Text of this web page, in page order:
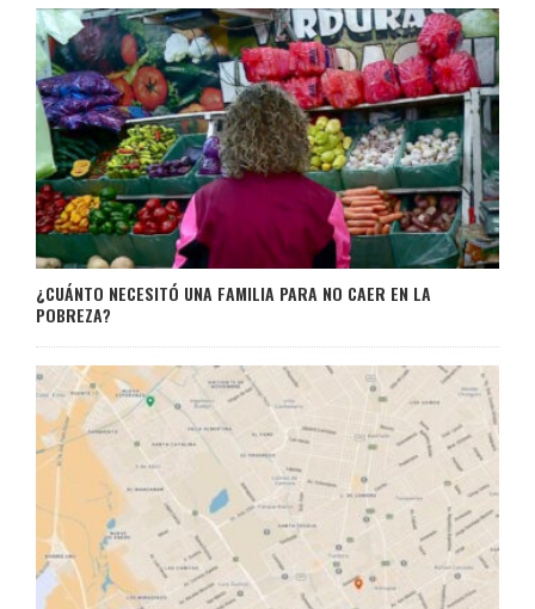
¿CUÁNTO NECESITÓ UNA FAMILIA PARA NO CAER EN LA
POBREZA?